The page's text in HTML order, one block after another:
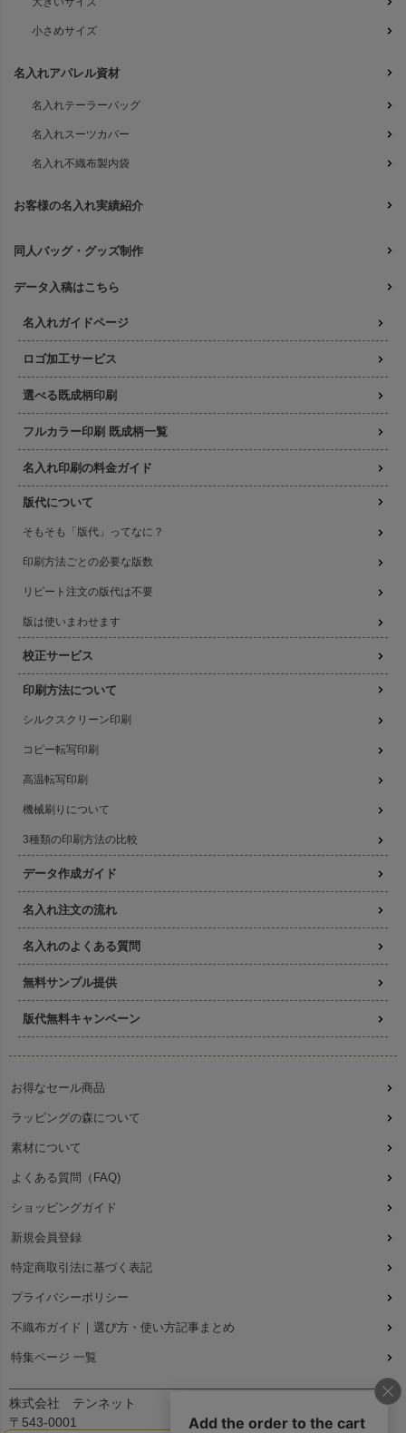
小さめサイズ
名入れアパレル資材
名入れテーラーバッグ
名入れスーツカバー
名入れ不織布製内袋
お客様の名入れ実績紹介
同人バッグ・グッズ制作
データ入稿はこちら
名入れガイドページ
ロゴ加工サービス
選べる既成柄印刷
フルカラー印刷 既成柄一覧
名入れ印刷の料金ガイド
版代について
そもそも「版代」ってなに？
印刷方法ごとの必要な版数
リピート注文の版代は不要
版は使いまわせます
校正サービス
印刷方法について
シルクスクリーン印刷
コピー転写印刷
高温転写印刷
機械刷りについて
3種類の印刷方法の比較
データ作成ガイド
名入れ注文の流れ
名入れのよくある質問
無料サンプル提供
版代無料キャンペーン
お得なセール商品
ラッピングの森について
素材について
よくある質問（FAQ)
ショッピングガイド
新規会員登録
特定商取引法に基づく表記
プライバシーポリシー
不織布ガイド｜選び方・使い方記事まとめ
特集ページ 一覧
株式会社 テンネット
〒543-0001